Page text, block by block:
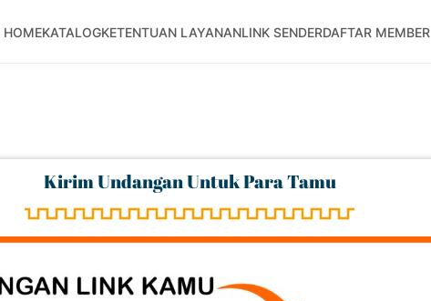
HOMEKATALOGKETENTUAN LAYANANLINK SENDERDAFTAR MEMBER
Kirim Undangan Untuk Para Tamu